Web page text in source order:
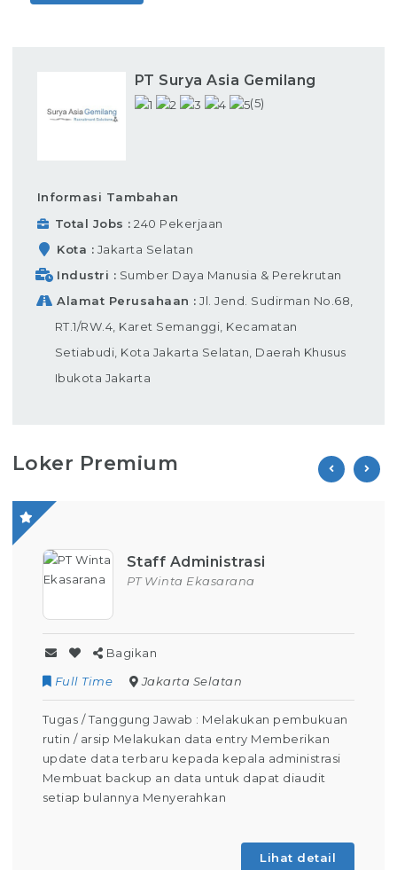
PT Surya Asia Gemilang
(5)
Informasi Tambahan
Total Jobs
240 Pekerjaan
Kota
Jakarta Selatan
Industri
Sumber Daya Manusia & Perekrutan
Alamat Perusahaan
Jl. Jend. Sudirman No.68,
RT.1/RW.4, Karet Semanggi, Kecamatan
Setiabudi, Kota Jakarta Selatan, Daerah Khusus
Ibukota Jakarta
Loker Premium
Staff Administrasi
PT Winta Ekasarana
Bagikan
Full Time
Jakarta Selatan
Tugas / Tanggung Jawab : Melakukan pembukuan
rutin / arsip Melakukan data entry Memberikan
update data terbaru kepada kepala administrasi
Membuat backup an data untuk dapat diaudit
setiap bulannya Menyerahkan
Lihat detail